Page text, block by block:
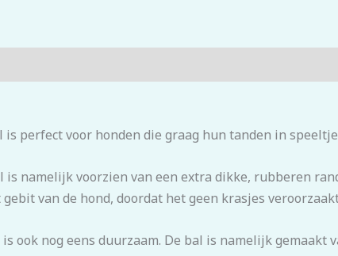
perfect voor honden die graag hun tanden in
namelijk voorzien van een extra dikke, rubberen
van de hond, doordat het geen krasjes
ook nog eens duurzaam. De bal is namelijk